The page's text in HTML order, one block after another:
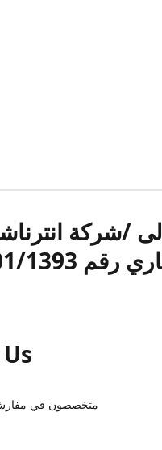
/شركة
2001/1393رقم الي 17439546
متخصصون في مفارش